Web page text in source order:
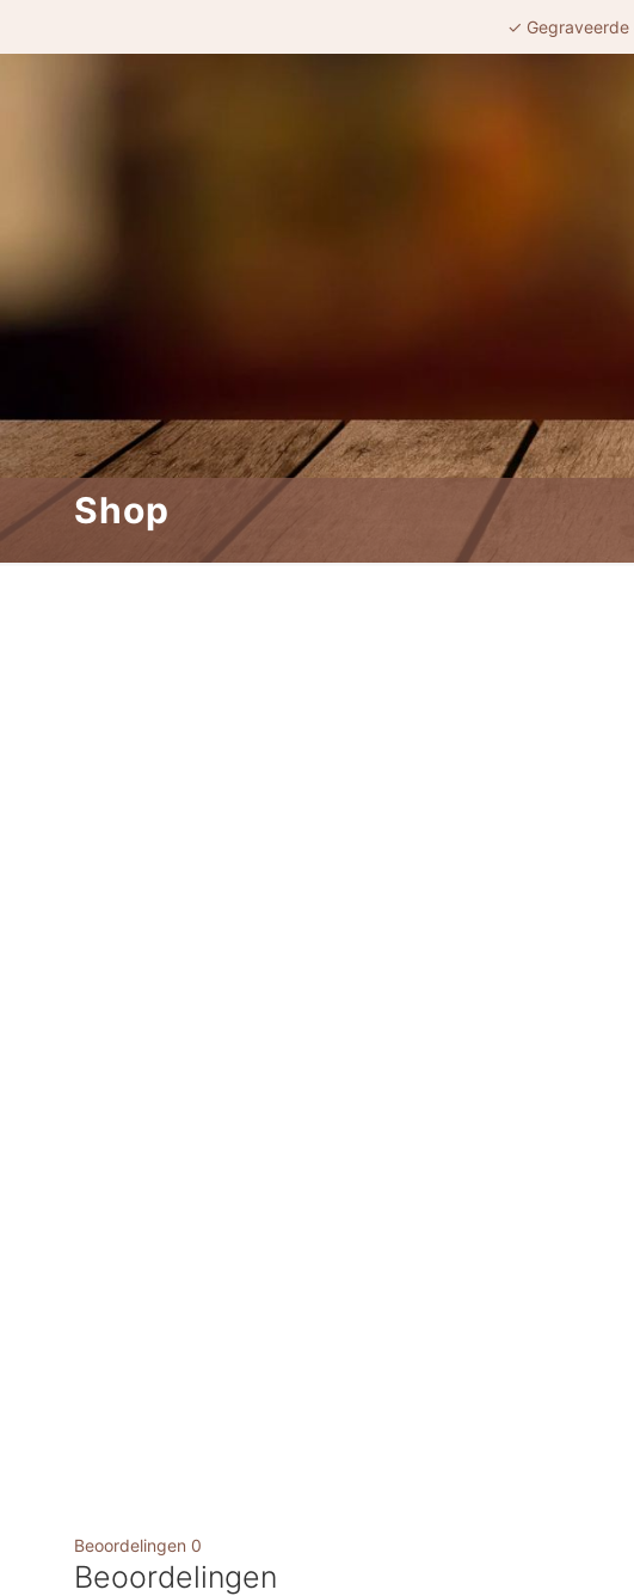
✓ Gegraveerde
Shop
Beoordelingen 0
Beoordelingen